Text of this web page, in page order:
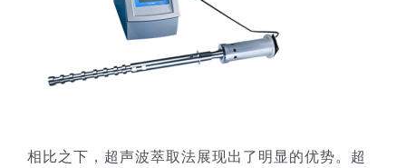
相比之下，超声波萃取法展现出了明显的优势。超